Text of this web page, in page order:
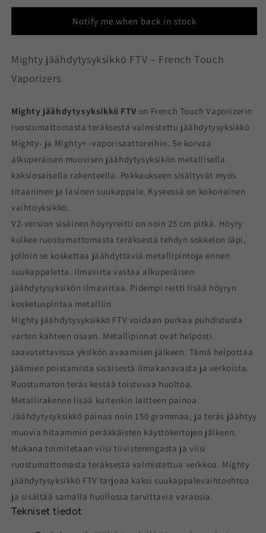
FTV
FTV
Notify me when back in stock
Mighty jäähdytysyksikkö FTV – French Touch
Vaporizers
Mighty jäähdytysyksikkö FTV on French Touch Vaporizerin
ruostumattomasta teräksestä valmistettu jäähdytysyksikkö
Mighty- ja Mighty+ -vaporisaattoreihin. Se korvaa
alkuperäisen muovisen jäähdytysyksikön metallisella
kaksiosaisella rakenteella. Pakkaukseen sisältyvät myös
titaaninen ja lasinen suukappale. Kyseessä on kokonainen
vaihtoyksikkö.
V2-version sisäinen höyryreitti on noin 25 cm pitkä. Höyry
kulkee ruostumattomasta teräksestä tehdyn sokkelon läpi,
jolloin se koskettaa jäähdyttäviä metallipintoja ennen
suukappaletta. Ilmavirta vastaa alkuperäisen
jäähdytysyksikön ilmavirtaa. Pidempi reitti lisää höyryn
kosketuspintaa metalliin.
Mighty jäähdytysyksikkö FTV voidaan purkaa puhdistusta
varten kahteen osaan. Metallipinnat ovat helposti
saavutettavissa yksikön avaamisen jälkeen. Tämä helpottaa
jäämien poistamista sisäisestä ilmakanavasta ja verkoista.
Ruostumaton teräs kestää toistuvaa huoltoa.
Metallirakenne lisää kuitenkin laitteen painoa.
Jäähdytysyksikkö painaa noin 150 grammaa, ja teräs jäähtyy
muovia hitaammin peräkkäisten käyttökertojen jälkeen.
Mukana toimitetaan viisi tiivisterengasta ja viisi
ruostumattomasta teräksestä valmistettua verkkoa. Mighty
jäähdytysyksikkö FTV tarjoaa kaksi suukappalevaihtoehtoa
ja sisältää samalla huollossa tarvittavia varaosia.
Tekniset tiedot